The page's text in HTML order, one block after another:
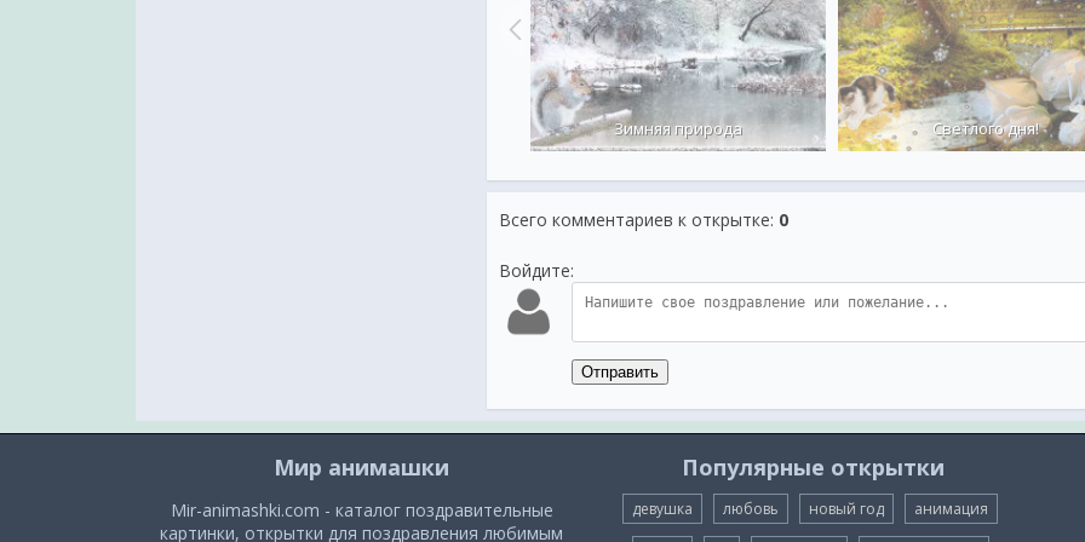
Зимняя природа Светлого дня!
Всего комментариев к открытке: 0
Войдите:
Отправить
Мир анимашки
Mir-animashki.com - каталог поздравительные
картинки, открытки для поздравления любимым
Популярные открытки
девушка любовь новый год анимация